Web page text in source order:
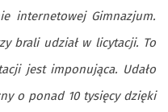
internetowej Gimnazjum.
brali udział w licytacji. To
jest imponująca. Udało
o ponad 10 tysięcy dzięki